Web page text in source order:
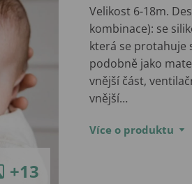
Velikost 6-18m.
kombinace): se
která se protahuje
podobně jako
vnější část,
vnější…
Více o produktu
+13